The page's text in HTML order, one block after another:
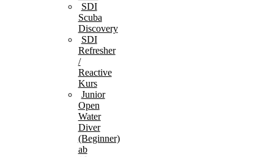
SDI
Scuba
Discovery
SDI
Refresher
/
Reactive
Kurs
Junior
Open
Water
Diver
(Beginner)
ab